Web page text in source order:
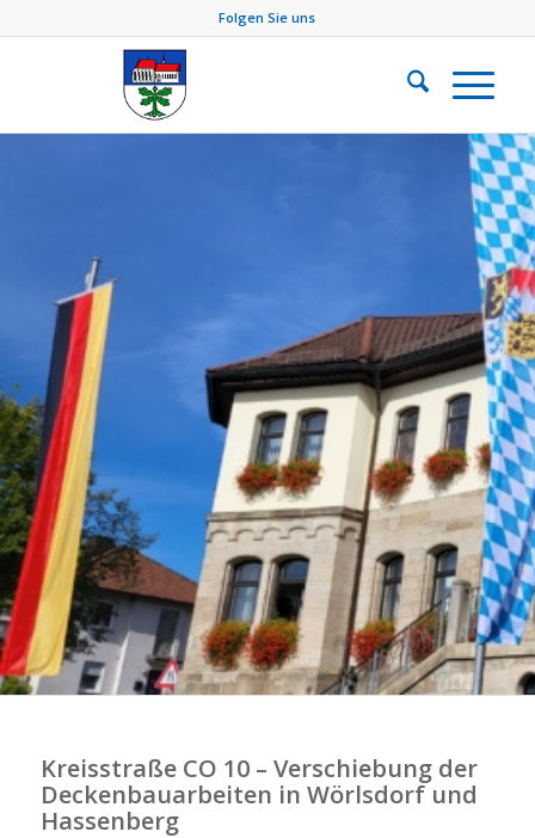
Folgen Sie uns
Kreisstraße CO 10 – Verschiebung der
Deckenbauarbeiten in Wörlsdorf und
Hassenberg